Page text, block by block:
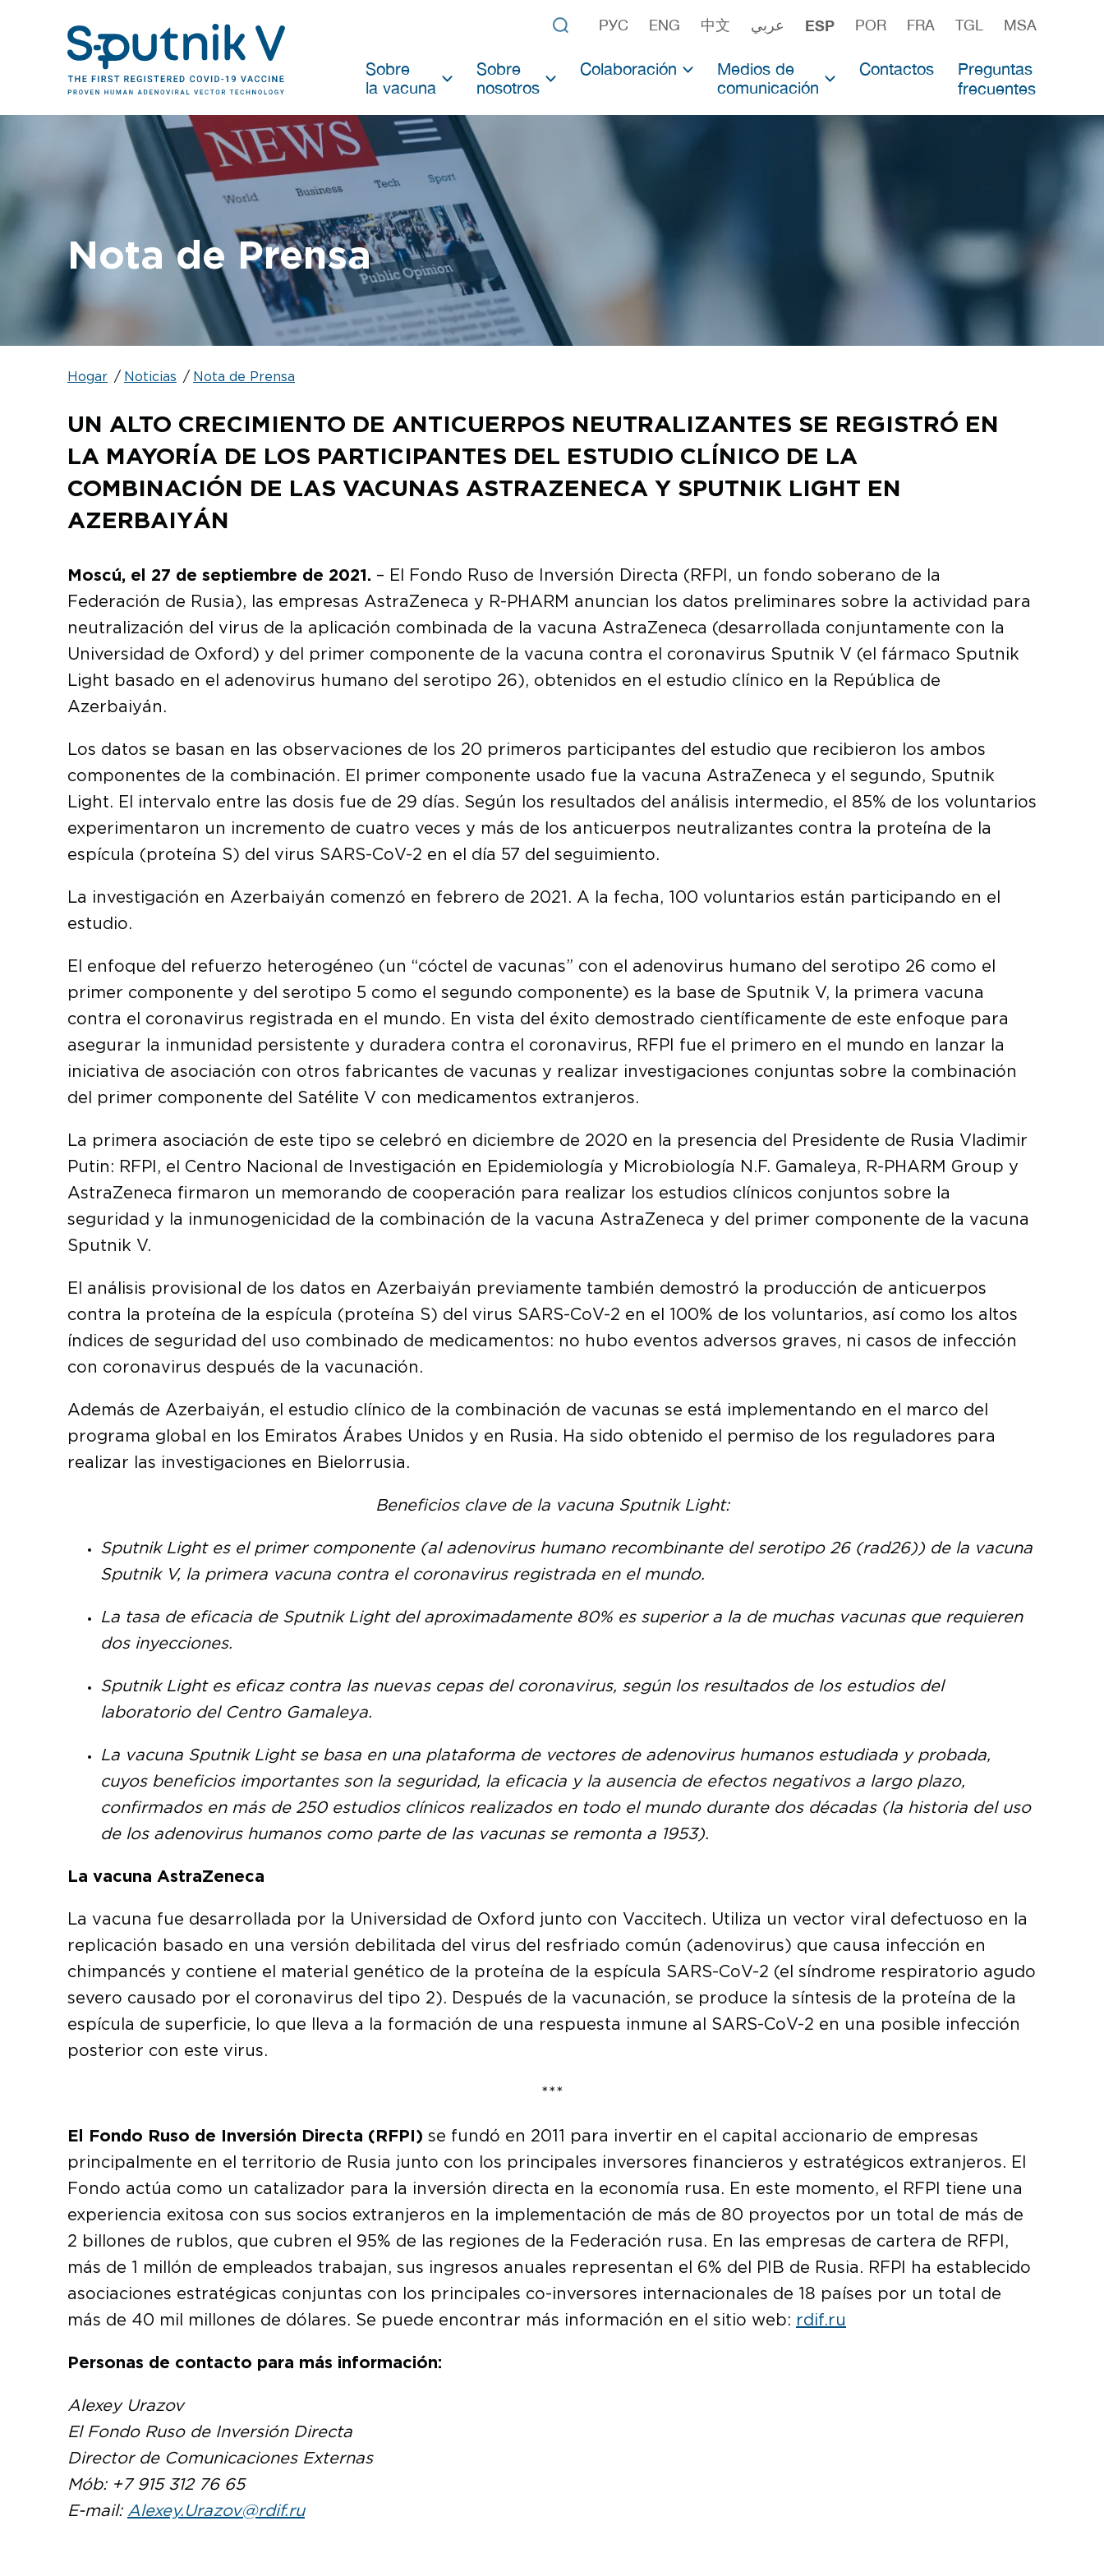
РУС ENG 中文 عربي ESP POR FRA TGL MSA
Sobre
la vacuna
Sobre Sputnik V
Sobre Sputnik Light
Ensayos clínicos
Datos oficiales
Estudios científicos
Vacunas de Adenovirus
Lista de los estudios de vacunas de adenovirus
Sobre
nosotros
El Fondo Ruso de Inversión Directa
Vacunas desarrolladas previamente
Сolaboración
Colaboración con productores
Medios de
comunicación
Contactos
Preguntas
frecuentes
Nota de Prensa
Hogar Noticias Nota de Prensa
UN ALTO CRECIMIENTO DE ANTICUERPOS NEUTRALIZANTES SE REGISTRÓ EN
LA MAYORÍA DE LOS PARTICIPANTES DEL ESTUDIO CLÍNICO DE LA
COMBINACIÓN DE LAS VACUNAS ASTRAZENECA Y SPUTNIK LIGHT EN
AZERBAIYÁN
Moscú, el 27 de septiembre de 2021. – El Fondo Ruso de Inversión Directa (RFPI, un fondo soberano de la
Federación de Rusia), las empresas AstraZeneca y R-PHARM anuncian los datos preliminares sobre la actividad para
neutralización del virus de la aplicación combinada de la vacuna AstraZeneca (desarrollada conjuntamente con la
Universidad de Oxford) y del primer componente de la vacuna contra el coronavirus Sputnik V (el fármaco Sputnik
Light basado en el adenovirus humano del serotipo 26), obtenidos en el estudio clínico en la República de
Azerbaiyán.
Los datos se basan en las observaciones de los 20 primeros participantes del estudio que recibieron los ambos
componentes de la combinación. El primer componente usado fue la vacuna AstraZeneca y el segundo, Sputnik
Light. El intervalo entre las dosis fue de 29 días. Según los resultados del análisis intermedio, el 85% de los voluntarios
experimentaron un incremento de cuatro veces y más de los anticuerpos neutralizantes contra la proteína de la
espícula (proteína S) del virus SARS-CoV-2 en el día 57 del seguimiento.
La investigación en Azerbaiyán comenzó en febrero de 2021. A la fecha, 100 voluntarios están participando en el
estudio.
El enfoque del refuerzo heterogéneo (un “cóctel de vacunas” con el adenovirus humano del serotipo 26 como el
primer componente y del serotipo 5 como el segundo componente) es la base de Sputnik V, la primera vacuna
contra el coronavirus registrada en el mundo. En vista del éxito demostrado científicamente de este enfoque para
asegurar la inmunidad persistente y duradera contra el coronavirus, RFPI fue el primero en el mundo en lanzar la
iniciativa de asociación con otros fabricantes de vacunas y realizar investigaciones conjuntas sobre la combinación
del primer componente del Satélite V con medicamentos extranjeros.
La primera asociación de este tipo se celebró en diciembre de 2020 en la presencia del Presidente de Rusia Vladimir
Putin: RFPI, el Centro Nacional de Investigación en Epidemiología y Microbiología N.F. Gamaleya, R-PHARM Group y
AstraZeneca firmaron un memorando de cooperación para realizar los estudios clínicos conjuntos sobre la
seguridad y la inmunogenicidad de la combinación de la vacuna AstraZeneca y del primer componente de la vacuna
Sputnik V.
El análisis provisional de los datos en Azerbaiyán previamente también demostró la producción de anticuerpos
contra la proteína de la espícula (proteína S) del virus SARS-CoV-2 en el 100% de los voluntarios, así como los altos
índices de seguridad del uso combinado de medicamentos: no hubo eventos adversos graves, ni casos de infección
con coronavirus después de la vacunación.
Además de Azerbaiyán, el estudio clínico de la combinación de vacunas se está implementando en el marco del
programa global en los Emiratos Árabes Unidos y en Rusia. Ha sido obtenido el permiso de los reguladores para
realizar las investigaciones en Bielorrusia.
Beneficios clave de la vacuna Sputnik Light:
Sputnik Light es el primer componente (al adenovirus humano recombinante del serotipo 26 (rad26)) de la vacuna
Sputnik V, la primera vacuna contra el coronavirus registrada en el mundo.
La tasa de eficacia de Sputnik Light del aproximadamente 80% es superior a la de muchas vacunas que requieren
dos inyecciones.
Sputnik Light es eficaz contra las nuevas cepas del coronavirus, según los resultados de los estudios del
laboratorio del Centro Gamaleya.
La vacuna Sputnik Light se basa en una plataforma de vectores de adenovirus humanos estudiada y probada,
cuyos beneficios importantes son la seguridad, la eficacia y la ausencia de efectos negativos a largo plazo,
confirmados en más de 250 estudios clínicos realizados en todo el mundo durante dos décadas (la historia del uso
de los adenovirus humanos como parte de las vacunas se remonta a 1953).
La vacuna AstraZeneca
La vacuna fue desarrollada por la Universidad de Oxford junto con Vaccitech. Utiliza un vector viral defectuoso en la
replicación basado en una versión debilitada del virus del resfriado común (adenovirus) que causa infección en
chimpancés y contiene el material genético de la proteína de la espícula SARS-CoV-2 (el síndrome respiratorio agudo
severo causado por el coronavirus del tipo 2). Después de la vacunación, se produce la síntesis de la proteína de la
espícula de superficie, lo que lleva a la formación de una respuesta inmune al SARS-CoV-2 en una posible infección
posterior con este virus.
***
El Fondo Ruso de Inversión Directa (RFPI) se fundó en 2011 para invertir en el capital accionario de empresas
principalmente en el territorio de Rusia junto con los principales inversores financieros y estratégicos extranjeros. El
Fondo actúa como un catalizador para la inversión directa en la economía rusa. En este momento, el RFPI tiene una
experiencia exitosa con sus socios extranjeros en la implementación de más de 80 proyectos por un total de más de
2 billones de rublos, que cubren el 95% de las regiones de la Federación rusa. En las empresas de cartera de RFPI,
más de 1 millón de empleados trabajan, sus ingresos anuales representan el 6% del PIB de Rusia. RFPI ha establecido
asociaciones estratégicas conjuntas con los principales co-inversores internacionales de 18 países por un total de
más de 40 mil millones de dólares. Se puede encontrar más información en el sitio web: rdif.ru
Personas de contacto para más información:
Alexey Urazov
El Fondo Ruso de Inversión Directa
Director de Comunicaciones Externas
Mób: +7 915 312 76 65
E-mail: Alexey.Urazov@rdif.ru